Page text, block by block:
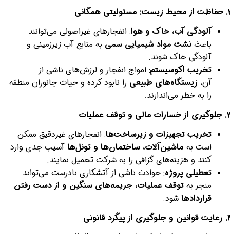
همگانی
آلودگی آب، خاک و هوا: انفجارهای غیراصولی می‌توانند
باعثنشت مواد شیمیایی سمی به منابع آب زیرزمینی و
آلودگی خاک شوند.
تخریب اکوسیستم: امواج انفجار و لرزش‌های ناشی از
آن، زیستگاه‌های طبیعی را نابود کرده و حیات جانوران منطقه
را به خطر می‌اندازند.
و توقف عملیات
تخریب تجهیزات و زیرساخت‌ها: انفجارهای غیردقیق ممکن
است به ماشین‌آلات، ساختمان‌ها و تونل‌ها آسیب جدی وارد
کنند و هزینه‌های گزافی را به شرکت تحمیل نمایند.
تعطیلی پروژه: حوادث ناشی از آتشکاری نادرست می‌تواند
منجر بهتوقف عملیات، جریمه‌های سنگین و از دست رفتن
قراردادها شود.
پیگرد قانونی